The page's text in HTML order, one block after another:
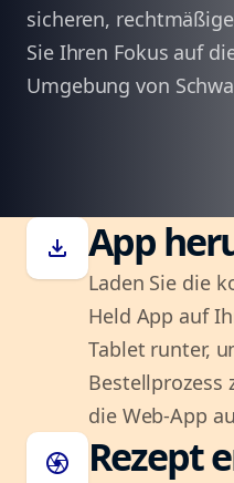
sicheren,
Sie Ihren Fokus auf
Umgebung von
download App
Laden Sie die
Held App auf
Tablet runter,
Bestellprozess
die Web-App
camera Rezept